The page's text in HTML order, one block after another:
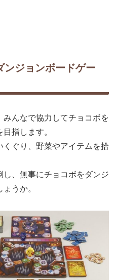
ンジョンボードゲー
んなで協力してチョコボを
指します。
ぐり、野菜やアイテムを拾
、無事にチョコボをダンジ
うか。